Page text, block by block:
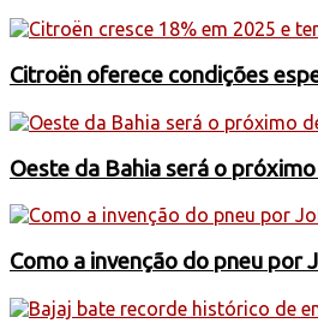
Citroën oferece condições
Oeste da Bahia será o
Como a invenção do pneu